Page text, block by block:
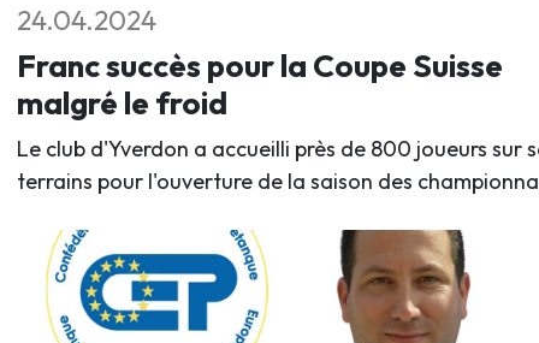
24.04.2024
Franc succès pour la Coupe Suisse
malgré le froid
Le club d'Yverdon a accueilli près de 800 joueurs sur
terrains pour l'ouverture de la saison des